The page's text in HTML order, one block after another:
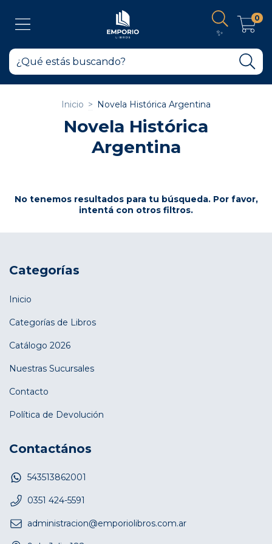
✨
0
Inicio > Novela Histórica Argentina
Novela Histórica
Argentina
No tenemos resultados para tu búsqueda. Por favor,
intentá con otros filtros.
Categorías
Inicio
Categorías de Libros
Catálogo 2026
Nuestras Sucursales
Contacto
Política de Devolución
Contactános
543513862001
0351 424-5591
administracion@emporiolibros.com.ar